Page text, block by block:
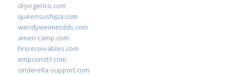
drjorgerico.com
queensushipa.com
wendyweimerdds.com
ameri-camp.com
hrsreceivables.com
empconst1.com
cinderella-support.com